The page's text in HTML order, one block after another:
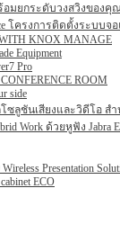
อมยกระดับวงสวิงของคุ
โครงการติดตั้งระบบจ
KNOX MANAGE
Equipment
Pro
ROOM
side
ซลูชันเสียงและวิดีโอ ส
Work ด้วยหูฟัง Jabra
Presentation
ECO